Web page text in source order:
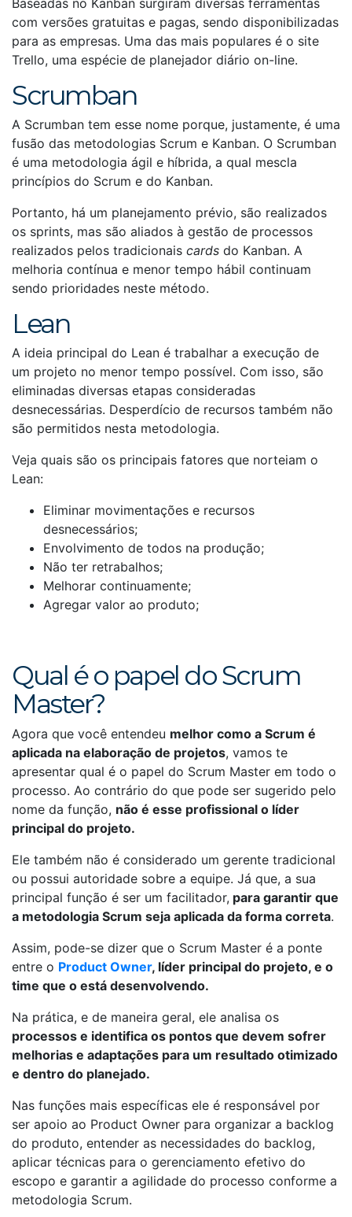
com versões gratuitas e pagas, sendo disponibilizadas
para as empresas. Uma das mais populares é o site
Trello, uma espécie de planejador diário on-line.
Scrumban
A Scrumban tem esse nome porque, justamente, é uma
fusão das metodologias Scrum e Kanban. O Scrumban
é uma metodologia ágil e híbrida, a qual mescla
princípios do Scrum e do Kanban.
Portanto, há um planejamento prévio, são realizados
os sprints, mas são aliados à gestão de processos
realizados pelos tradicionais cards do Kanban. A
melhoria contínua e menor tempo hábil continuam
sendo prioridades neste método.
Lean
A ideia principal do Lean é trabalhar a execução de
um projeto no menor tempo possível. Com isso, são
eliminadas diversas etapas consideradas
desnecessárias. Desperdício de recursos também não
são permitidos nesta metodologia.
Veja quais são os principais fatores que norteiam o
Lean:
Eliminar movimentações e recursos
desnecessários;
Envolvimento de todos na produção;
Não ter retrabalhos;
Melhorar continuamente;
Agregar valor ao produto;
Qual é o papel do Scrum
Master?
Agora que você entendeu melhor como a Scrum é
aplicada na elaboração de projetos, vamos te
apresentar qual é o papel do Scrum Master em todo o
processo. Ao contrário do que pode ser sugerido pelo
nome da função, não é esse profissional o líder
principal do projeto.
Ele também não é considerado um gerente tradicional
ou possui autoridade sobre a equipe. Já que, a sua
principal função é ser um facilitador, para garantir que
a metodologia Scrum seja aplicada da forma correta.
Assim, pode-se dizer que o Scrum Master é a ponte
entre o Product Owner, líder principal do projeto, e o
time que o está desenvolvendo.
Na prática, e de maneira geral, ele analisa os
processos e identifica os pontos que devem sofrer
melhorias e adaptações para um resultado otimizado
e dentro do planejado.
Nas funções mais específicas ele é responsável por
ser apoio ao Product Owner para organizar a backlog
do produto, entender as necessidades do backlog,
aplicar técnicas para o gerenciamento efetivo do
escopo e garantir a agilidade do processo conforme a
metodologia Scrum.